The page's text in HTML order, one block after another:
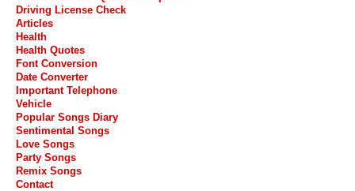
Driving License Check
Articles
Health
Health Quotes
Font Conversion
Date Converter
Important Telephone
Vehicle
Popular Songs Diary
Sentimental Songs
Love Songs
Party Songs
Remix Songs
Contact